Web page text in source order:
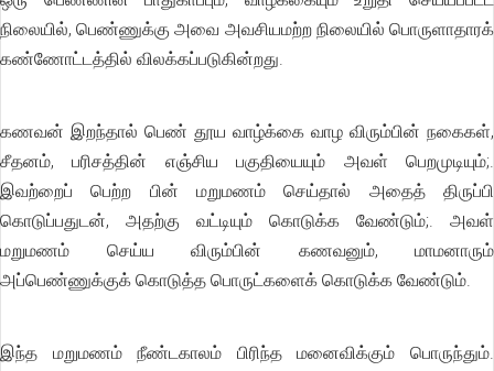
நிலையில், பெண்ணுக்கு அவை அவசியமற்ற நிலையில் பொருளாதாரக்
கண்ணோட்டத்தில் விலக்கப்படுகின்றது.
கணவன் இறந்தால் பெண் தூய வாழ்க்கை வாழ விரும்பின் நகைகள்,
சீதனம், பரிசத்தின் எஞ்சிய பகுதியையும் அவள் பெறமுடியும்;.
இவற்றைப் பெற்ற பின் மறுமணம் செய்தால் அதைத் திருப்பி
கொடுப்பதுடன், அதற்கு வட்டியும் கொடுக்க வேண்டும்;. அவள்
மறுமணம் செய்ய விரும்பின் கணவனும், மாமனாரும்
அப்பெண்ணுக்குக் கொடுத்த பொருட்களைக் கொடுக்க வேண்டும்.
இந்த மறுமணம் நீண்டகாலம் பிரிந்த மனைவிக்கும் பொருந்தும்.